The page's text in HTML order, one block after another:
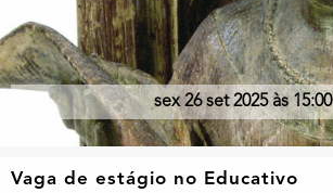
sex 26 set 2025 às 15:00
Vaga de estágio no Educativo